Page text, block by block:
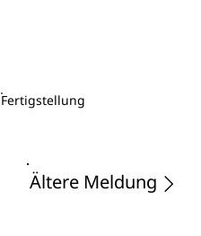
Fertigstellung
Ältere Meldung